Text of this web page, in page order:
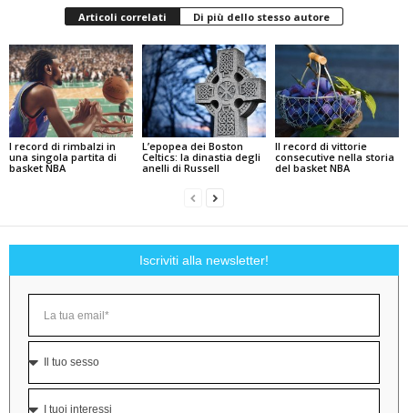
Articoli correlati Di più dello stesso autore
I record di rimbalzi in
una singola partita di
basket NBA
L’epopea dei Boston
Celtics: la dinastia degli
anelli di Russell
Il record di vittorie
consecutive nella storia
del basket NBA
Iscriviti alla newsletter!